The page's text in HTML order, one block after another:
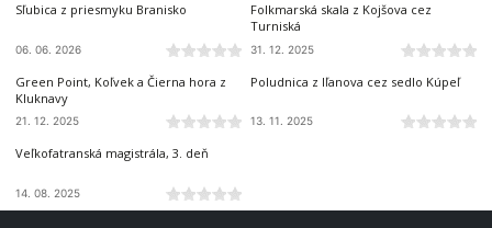
Sľubica z priesmyku Branisko
06. 06. 2026
Folkmarská skala z Kojšova cez
Turniská
31. 12. 2025
ČIERNA HORA
Green Point, Koľvek a Čierna hora z
Kluknavy
21. 12. 2025
NÍZKE TATRY
Poludnica z Iľanova cez sedlo Kúpeľ
13. 11. 2025
VEĽKÁ FATRA
Veľkofatranská magistrála, 3. deň
14. 08. 2025